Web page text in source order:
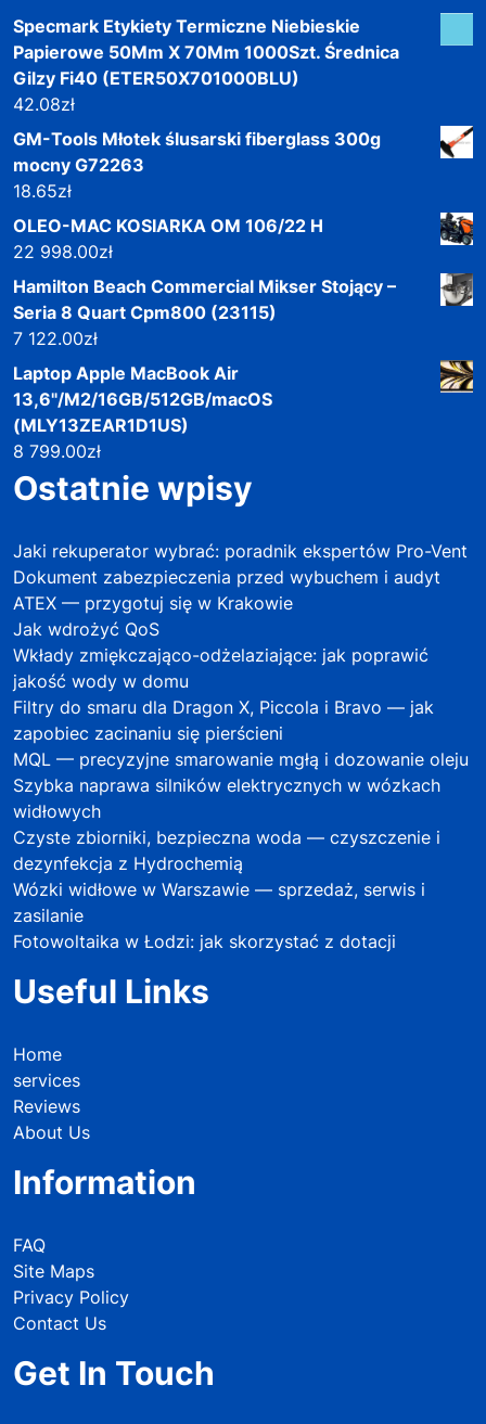
Specmark Etykiety Termiczne Niebieskie
Papierowe 50Mm X 70Mm 1000Szt. Średnica
Gilzy Fi40 (ETER50X701000BLU)
42.08zł
GM-Tools Młotek ślusarski fiberglass 300g
mocny G72263
18.65zł
OLEO-MAC KOSIARKA OM 106/22 H
22 998.00zł
Hamilton Beach Commercial Mikser Stojący –
Seria 8 Quart Cpm800 (23115)
7 122.00zł
Laptop Apple MacBook Air
13,6"/M2/16GB/512GB/macOS
(MLY13ZEAR1D1US)
8 799.00zł
Ostatnie wpisy
Jaki rekuperator wybrać: poradnik ekspertów Pro-Vent
Dokument zabezpieczenia przed wybuchem i audyt
ATEX — przygotuj się w Krakowie
Jak wdrożyć QoS
Wkłady zmiękczająco-odżelaziające: jak poprawić
jakość wody w domu
Filtry do smaru dla Dragon X, Piccola i Bravo — jak
zapobiec zacinaniu się pierścieni
MQL — precyzyjne smarowanie mgłą i dozowanie oleju
Szybka naprawa silników elektrycznych w wózkach
widłowych
Czyste zbiorniki, bezpieczna woda — czyszczenie i
dezynfekcja z Hydrochemią
Wózki widłowe w Warszawie — sprzedaż, serwis i
zasilanie
Fotowoltaika w Łodzi: jak skorzystać z dotacji
Useful Links
Home
services
Reviews
About Us
Information
FAQ
Site Maps
Privacy Policy
Contact Us
Get In Touch